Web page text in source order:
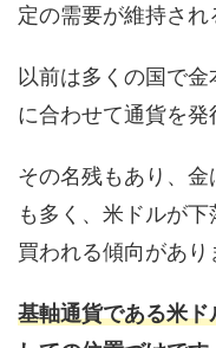
定の需要が維持され
以前は多くの国で
に合わせて通貨を発
その名残もあり、
も多く、米ドルが
買われる傾向があり
基軸通貨である米